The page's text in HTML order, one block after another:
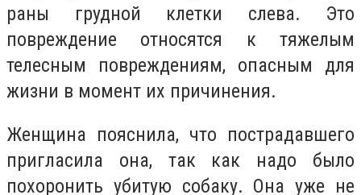
раны грудной клетки слева. Это
повреждение относятся к тяжелым
телесным повреждениям, опасным для
жизни в момент их причинения.
Женщина пояснила, что пострадавшего
пригласила она, так как надо было
похоронить убитую собаку. Она уже не